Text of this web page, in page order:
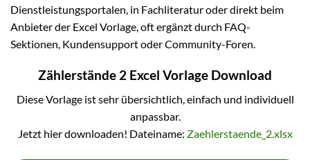
Dienstleistungsportalen, in Fachliteratur oder direkt beim
Anbieter der Excel Vorlage, oft ergänzt durch FAQ-
Sektionen, Kundensupport oder Community-Foren.
Zählerstände 2 Excel Vorlage Download
Diese Vorlage ist sehr übersichtlich, einfach und individuell
anpassbar.
Jetzt hier downloaden! Dateiname: Zaehlerstaende_2.xlsx